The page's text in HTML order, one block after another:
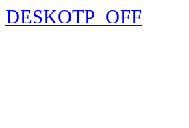
DESKOTP_OFF